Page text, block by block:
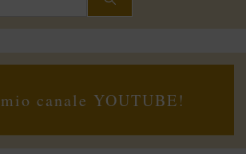
canale YOUTUBE!